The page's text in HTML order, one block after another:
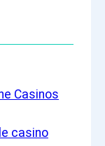
Casinos
casino